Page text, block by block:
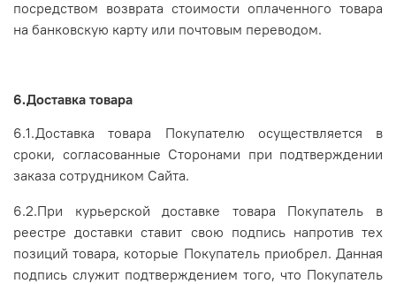
посредством возврата стоимости оплаченного товара
на банковскую карту или почтовым переводом.
6.Доставка товара
6.1.Доставка товара Покупателю осуществляется в
сроки, согласованные Сторонами при подтверждении
заказа сотрудником Сайта.
6.2.При курьерской доставке товара Покупатель в
реестре доставки ставит свою подпись напротив тех
позиций товара, которые Покупатель приобрел. Данная
подпись служит подтверждением того, что Покупатель